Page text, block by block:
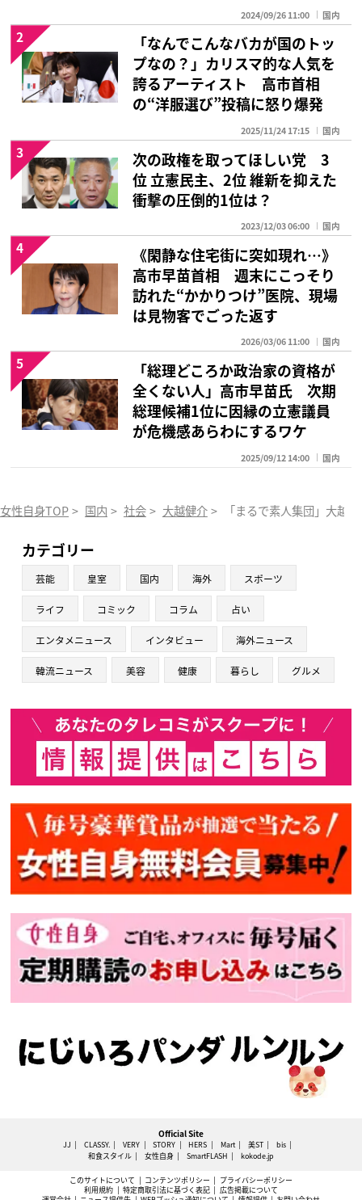
2024/09/26 11:00 国内
「なんでこんなバカが国のトッ
プなの？」カリスマ的な人気を
誇るアーティスト 高市首相
の“洋服選び”投稿に怒り爆発
2025/11/24 17:15 国内
2
次の政権を取ってほしい党 3
位 立憲民主、2位 維新を抑えた
衝撃の圧倒的1位は？
2023/12/03 06:00 国内
3
《閑静な住宅街に突如現れ…》
高市早苗首相 週末にこっそり
訪れた“かかりつけ”医院、現場
は見物客でごった返す
2026/03/06 11:00 国内
4
「総理どころか政治家の資格が
全くない人」高市早苗氏 次期
総理候補1位に因縁の立憲議員
が危機感あらわにするワケ
2025/09/12 14:00 国内
5
女性自身TOP > 国内 > 社会 > 大越健介 > 「まるで素人集団」大
カテゴリー
芸能 皇室 国内 海外 スポーツ
ライフ コミック コラム 占い
エンタメニュース インタビュー 海外ニュース
韓流ニュース 美容 健康 暮らし グルメ
Official Site
JJ CLASSY. VERY STORY HERS Mart 美ST
bis
和食スタイル
女性自身 SmartFLASH kokode.jp
このサイトについて コンテンツポリシー
プライバシーポリシー
利用規約
特定商取引法に基づく表記
広告掲載について